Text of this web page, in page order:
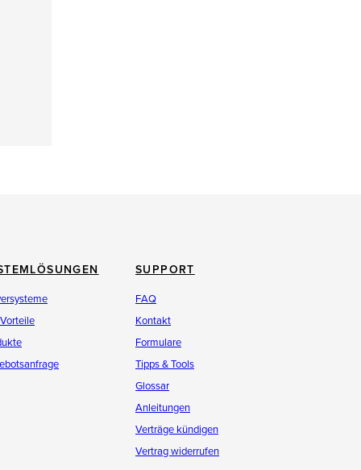
SUPPORT
FAQ
Kontakt
Formulare
Tipps & Tools
Glossar
Anleitungen
Verträge kündigen
Vertrag widerrufen